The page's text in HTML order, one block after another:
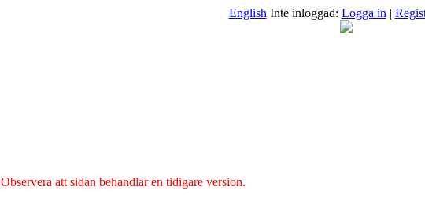
English Inte inloggad: Logga in |
Observera att sidan behandlar en tidigare version.